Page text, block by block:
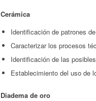
Cerámica
Identificación de patrones
Caracterizar los procesos
Identificación de las
Establecimiento del uso de
Diadema de oro